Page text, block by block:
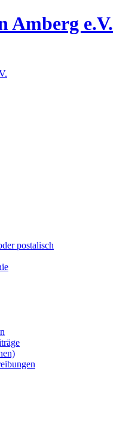
postalisch